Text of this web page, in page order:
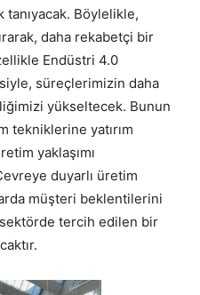
tanıyacak. Böylelikle,
daha rekabetçi bir
Endüstri 4.0
süreçlerimizin daha
yükseltecek. Bunun
tekniklerine yatırım
yaklaşımı
duyarlı üretim
müşteri beklentilerini
sektörde tercih edilen bir